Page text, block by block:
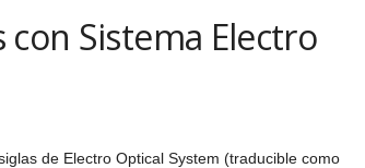
con Sistema Electro
de Electro Optical System (traducible como